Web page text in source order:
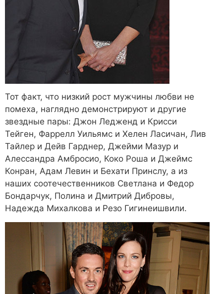
Тот факт, что низкий рост мужчины любви не
помеха, наглядно демонстрируют и другие
звездные пары: Джон Ледженд и Крисси
Тейген, Фаррелл Уильямс и Хелен Ласичан, Лив
Тайлер и Дейв Гарднер, Джейми Мазур и
Алессандра Амбросио, Коко Роша и Джеймс
Конран, Адам Левин и Бехати Принслу, а из
наших соотечественников Светлана и Федор
Бондарчук, Полина и Дмитрий Дибровы,
Надежда Михалкова и Резо Гигинеишвили.